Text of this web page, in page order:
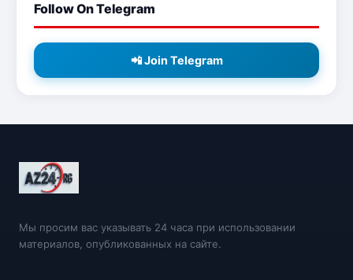
Follow On Telegram
📲 Join Telegram
Мы просим вас указывать 24 часа при использовании
материалов, опубликованных на сайте.